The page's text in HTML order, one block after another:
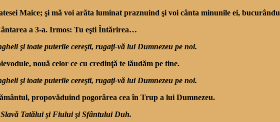
Maice; şi mă voi arăta luminat praznuind şi voi cânta minunile ei,
a 3-a. Irmos: Tu eşti Întărirea…
şi toate puterile cereşti, rugaţi-vă lui Dumnezeu pe noi.
nouă celor ce cu credinţă te lăudăm pe tine.
şi toate puterile cereşti, rugaţi-vă lui Dumnezeu pe noi.
propovăduind pogorârea cea în Trup a lui Dumnezeu.
Slavă Tatălui şi Fiului şi Sfântului Duh.